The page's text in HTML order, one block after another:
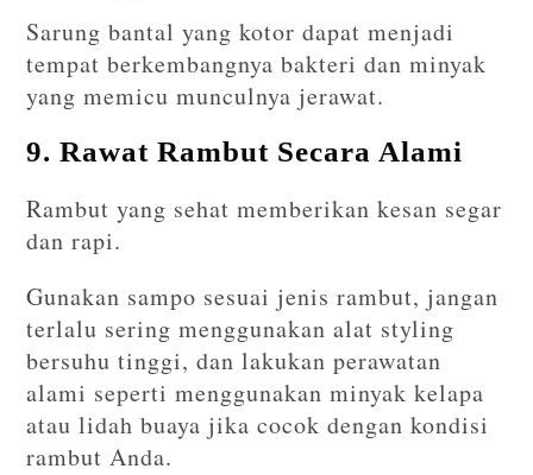
Sarung bantal yang kotor dapat menjadi
tempat berkembangnya bakteri dan minyak
yang memicu munculnya jerawat.
9. Rawat Rambut Secara Alami
Rambut yang sehat memberikan kesan segar
dan rapi.
Gunakan sampo sesuai jenis rambut, jangan
terlalu sering menggunakan alat styling
bersuhu tinggi, dan lakukan perawatan
alami seperti menggunakan minyak kelapa
atau lidah buaya jika cocok dengan kondisi
rambut Anda.